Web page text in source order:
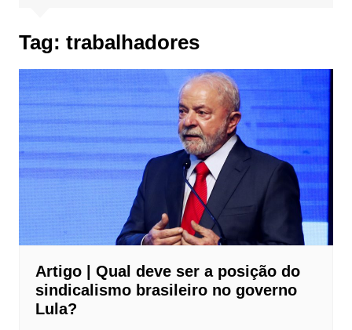
Tag: trabalhadores
Artigo | Qual deve ser a posição do
sindicalismo brasileiro no governo
Lula?